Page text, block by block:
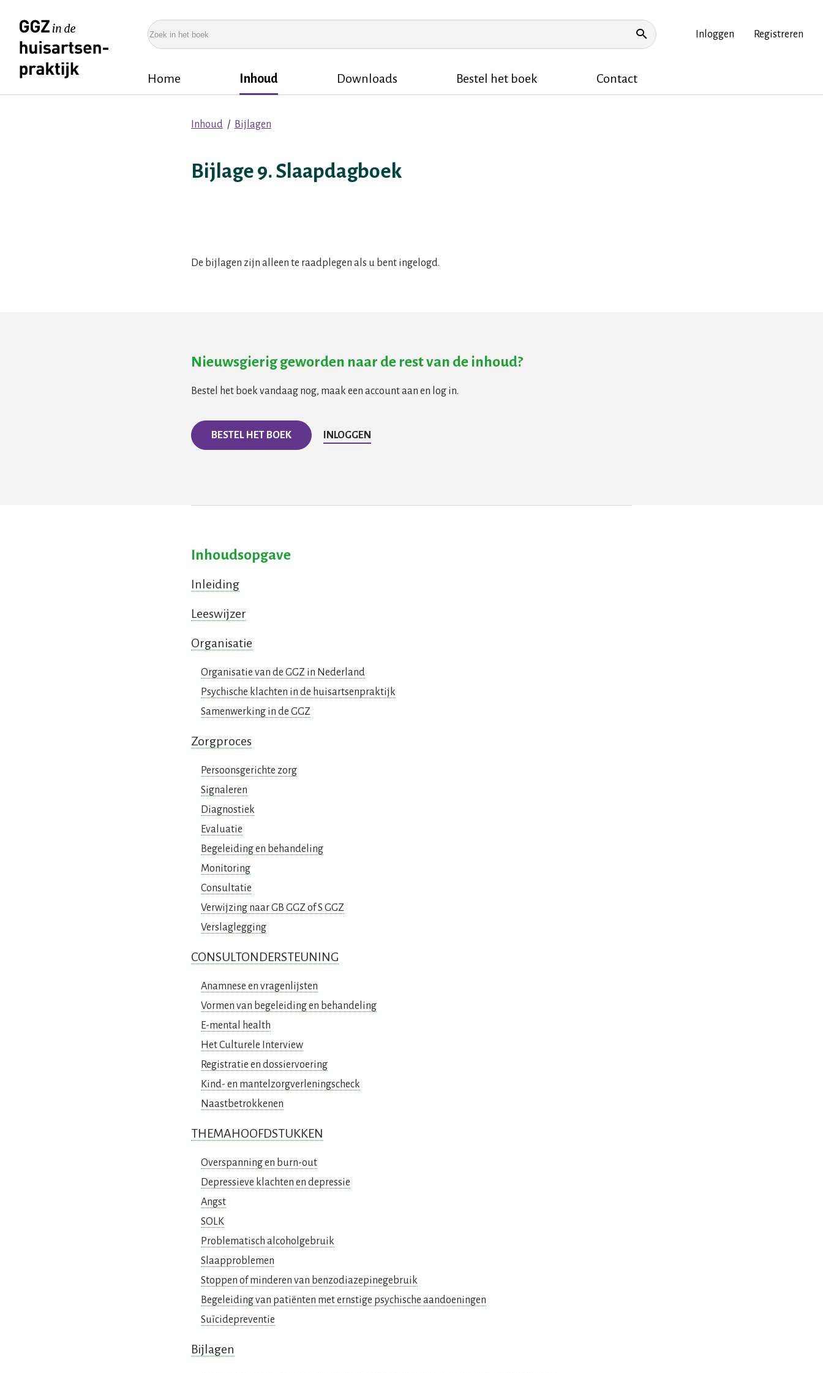
Hoofdnavigatie
Home Inhoud Downloads Bestel het boek Contact
Inloggen Registreren
Zoek
in
Inhoud Bijlagen
Bijlage 9. Slaapdagboek
De bijlagen zijn alleen te raadplegen als u bent ingelogd.
Nieuwsgierig geworden naar de rest van de inhoud?
Bestel het boek vandaag nog, maak een account aan en log in.
BESTEL HET BOEK INLOGGEN
Inhoudsopgave
Inleiding
Leeswijzer
Organisatie
Organisatie van de GGZ in Nederland
Psychische klachten in de huisartsenpraktijk
Samenwerking in de GGZ
Zorgproces
Persoonsgerichte zorg
Signaleren
Diagnostiek
Evaluatie
Begeleiding en behandeling
Monitoring
Consultatie
Verwijzing naar GB GGZ of S GGZ
Verslaglegging
CONSULTONDERSTEUNING
Anamnese en vragenlijsten
Vormen van begeleiding en behandeling
E-mental health
Het Culturele Interview
Registratie en dossiervoering
Kind- en mantelzorgverleningscheck
Naastbetrokkenen
THEMAHOOFDSTUKKEN
Overspanning en burn-out
Depressieve klachten en depressie
Angst
SOLK
Problematisch alcoholgebruik
Slaapproblemen
Stoppen of minderen van benzodiazepinegebruik
Begeleiding van patiënten met ernstige psychische aandoeningen
Suïcidepreventie
Bijlagen